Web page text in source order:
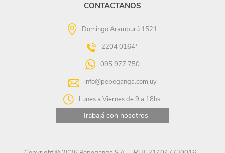
CONTACTANOS
Domingo Aramburú 1521
2204 0164*
095 977 750
info@pepeganga.com.uy
Lunes a Viernes de 9 a 18hs.
Trabajá con nosotros